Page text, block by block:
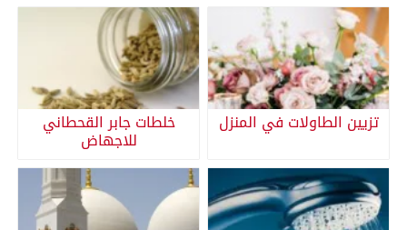
تزيين الطاولات في المنزل خلطات جابر القحطاني
للاجهاض